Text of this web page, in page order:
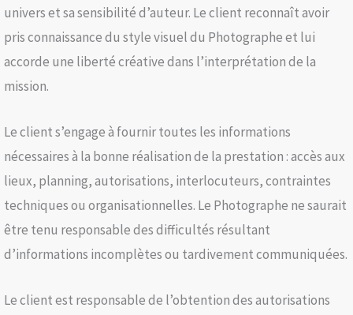
univers et sa sensibilité d’auteur. Le client reconnaît avoir
pris connaissance du style visuel du Photographe et lui
accorde une liberté créative dans l’interprétation de la
mission.
Le client s’engage à fournir toutes les informations
nécessaires à la bonne réalisation de la prestation : accès aux
lieux, planning, autorisations, interlocuteurs, contraintes
techniques ou organisationnelles. Le Photographe ne saurait
être tenu responsable des difficultés résultant
d’informations incomplètes ou tardivement communiquées.
Le client est responsable de l’obtention des autorisations